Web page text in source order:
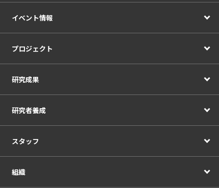
イベント情報
プロジェクト
研究成果
研究者養成
スタッフ
組織